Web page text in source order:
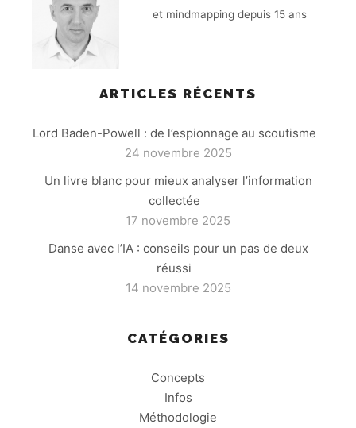
et mindmapping depuis 15 ans
ARTICLES RÉCENTS
Lord Baden-Powell : de l’espionnage au scoutisme
24 novembre 2025
Un livre blanc pour mieux analyser l’information
collectée
17 novembre 2025
Danse avec l’IA : conseils pour un pas de deux
réussi
14 novembre 2025
CATÉGORIES
Concepts
Infos
Méthodologie